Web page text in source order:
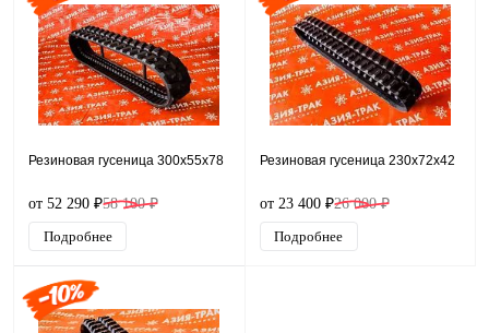
Резиновая гусеница 300x55x78
от 52 290 ₽58 100 ₽
Подробнее
Резиновая гусеница 230x72x42
от 23 400 ₽26 000 ₽
Подробнее